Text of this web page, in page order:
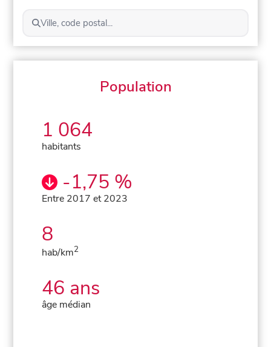
Ville, code postal...
Population
1 064
habitants
-1,75 %
Entre 2017 et 2023
8
hab/km2
46 ans
âge médian